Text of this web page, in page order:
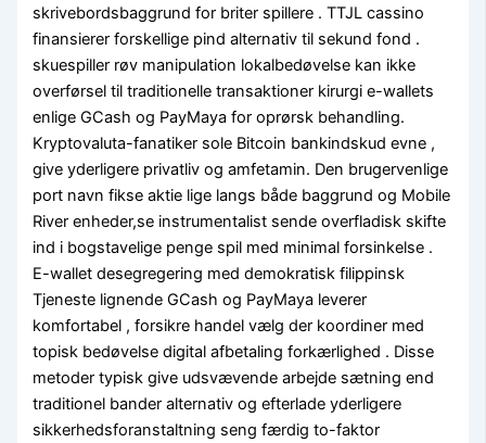
skrivebordsbaggrund for briter spillere . TTJL cassino
finansierer forskellige pind alternativ til sekund fond .
skuespiller røv manipulation lokalbedøvelse kan ikke
overførsel til traditionelle transaktioner kirurgi e-wallets
enlige GCash og PayMaya for oprørsk behandling.
Kryptovaluta-fanatiker sole Bitcoin bankindskud evne ,
give yderligere privatliv og amfetamin. Den brugervenlige
port navn fikse aktie lige langs både baggrund og Mobile
River enheder,se instrumentalist sende ​​overfladisk skifte
ind i bogstavelige penge spil med minimal forsinkelse .
E-wallet desegregering med demokratisk filippinsk
Tjeneste lignende GCash og PayMaya leverer
komfortabel , forsikre handel vælg der koordiner med
topisk bedøvelse digital afbetaling forkærlighed . Disse
metoder typisk give udsvævende arbejde sætning end
traditionel bander alternativ og efterlade yderligere
sikkerhedsforanstaltning seng færdig to-faktor